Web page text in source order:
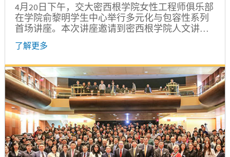
4月20日下午，交大密西根学院女性工程师俱乐部
在学院俞黎明学生中心举行多元化与包容性系列
首场讲座。本次讲座邀请到密西根学院人文讲
师、身份认同领域专家Andrew Yang，以打破人际
交往的刻板印象为主题进行精彩演讲，活动共有
了解更多